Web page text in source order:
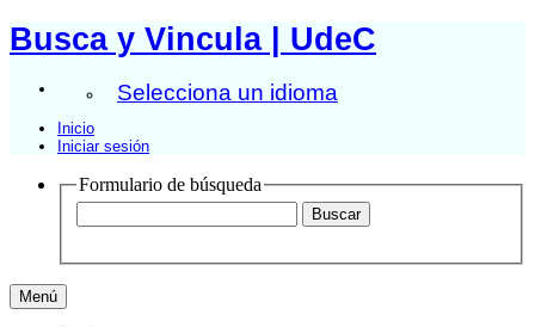
Busca y Vincula | UdeC
Selecciona un idioma
Inicio
Iniciar sesión
Formulario de búsqueda
Menú